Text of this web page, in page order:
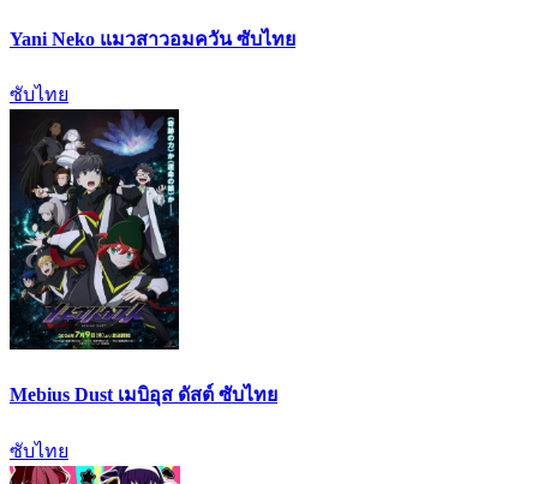
Yani Neko แมวสาวอมควัน ซับไทย
ซับไทย
Mebius Dust เมบิอุส ดัสต์ ซับไทย
ซับไทย